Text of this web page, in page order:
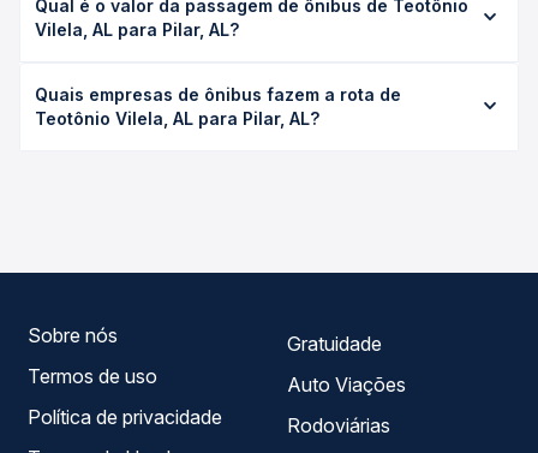
leva em média 1h 35min, podendo variar conforme a
viação, o tipo de serviço (convencional, executivo ou
exata de cada opção na data desejada.
Qual é o valor da passagem de ônibus de Teotônio
Vilela, AL para Pilar, AL?
para Pilar, AL custa em média R$ 22,00 e varia conforme a
data da viagem, a empresa, o tipo de poltrona e a
Quais empresas de ônibus fazem a rota de
Teotônio Vilela, AL para Pilar, AL?
Sobre nós
Termos de uso
Política de privacidade
Gratuidade
Auto Viações
Rodoviárias